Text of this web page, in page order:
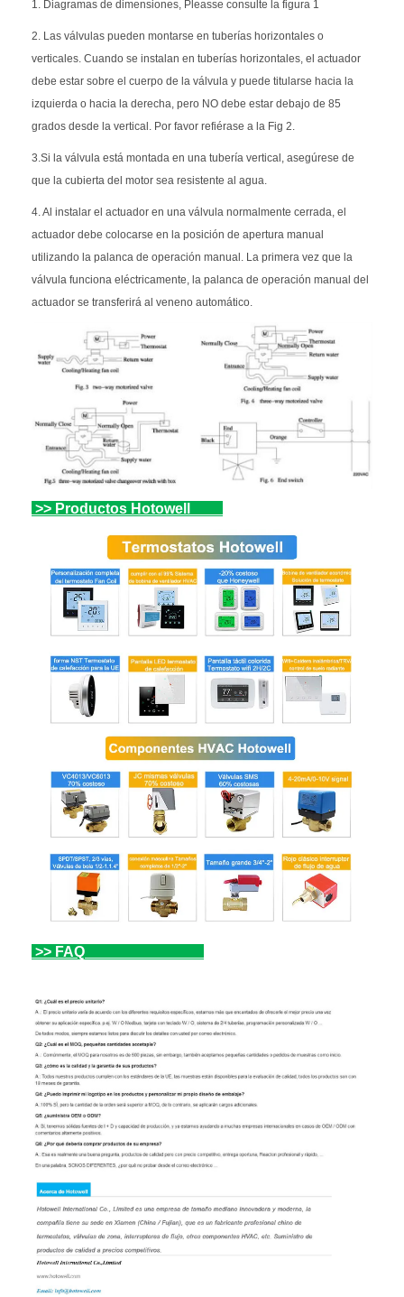
1. Diagramas de dimensiones, Pleasse consulte la figura 1
2. Las válvulas pueden montarse en tuberías horizontales o
verticales. Cuando se instalan en tuberías horizontales, el actuador
debe estar sobre el cuerpo de la válvula y puede titularse hacia la
izquierda o hacia la derecha, pero NO debe estar debajo de 85
grados desde la vertical. Por favor refiérase a la Fig 2.
3.Si la válvula está montada en una tubería vertical, asegúrese de
que la cubierta del motor sea resistente al agua.
4. Al instalar el actuador en una válvula normalmente cerrada, el
actuador debe colocarse en la posición de apertura manual
utilizando la palanca de operación manual. La primera vez que la
válvula funciona eléctricamente, la palanca de operación manual del
actuador se transferirá al veneno automático.
>> Productos Hotowell
>> FAQ